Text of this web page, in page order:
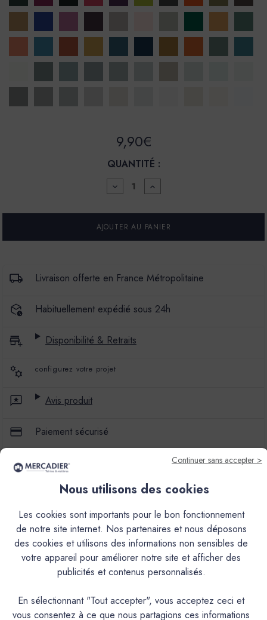
9,90€
QUANTITÉ :
DIMINUER
LA
POUR
POT
AUGMENTER
LA
POUR
POT
Livraison offerte en France Métropolitaine
Habituellement expédié sous 24h
Disponibilité & Retraits
configurez votre projet
Avis produit
Paiement sécurisé
Retours
Les produits colorés sont teintés à la demande, de ce
fait, ils ne peuvent faire l'objet d'une reprise. Nous
vous préconisons fortement de commander nos
nuanciers et échantillons en amont. Nos matières
varier selon les conditions de mise en œuvre, le geste
de l’applicateur et la finition.
Continuer sans accepter >
Nous utilisons des cookies
Les cookies sont importants pour le bon fonctionnement
de notre site internet. Nos partenaires et nous déposons
des cookies et utilisons des informations non sensibles de
votre appareil pour améliorer notre site et afficher des
publicités et contenus personnalisés.
En sélectionnant "Tout accepter", vous acceptez ceci et
vous consentez à ce que nous partagions ces informations